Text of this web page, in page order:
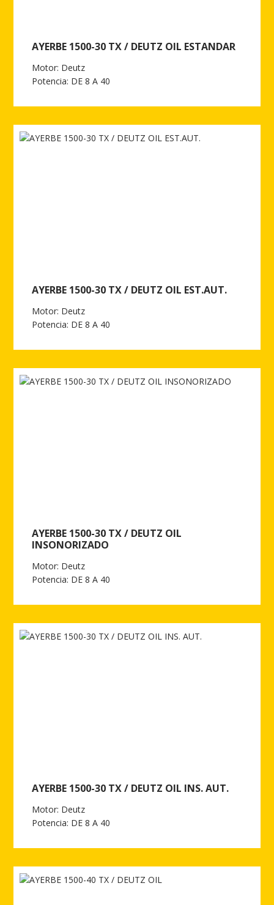
AYERBE 1500-30 TX / DEUTZ OIL ESTANDAR
Motor: Deutz
Potencia: DE 8 A 40
AYERBE 1500-30 TX / DEUTZ OIL EST.AUT.
Motor: Deutz
Potencia: DE 8 A 40
AYERBE 1500-30 TX / DEUTZ OIL
INSONORIZADO
Motor: Deutz
Potencia: DE 8 A 40
AYERBE 1500-30 TX / DEUTZ OIL INS. AUT.
Motor: Deutz
Potencia: DE 8 A 40